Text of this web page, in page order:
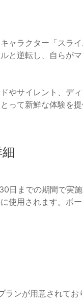
ャラクター「スラ
と逆転し、自らが
やサイレント、デ
って新鮮な体験を提
日までの期間で実
使用されます。ボ
ンが用意されて